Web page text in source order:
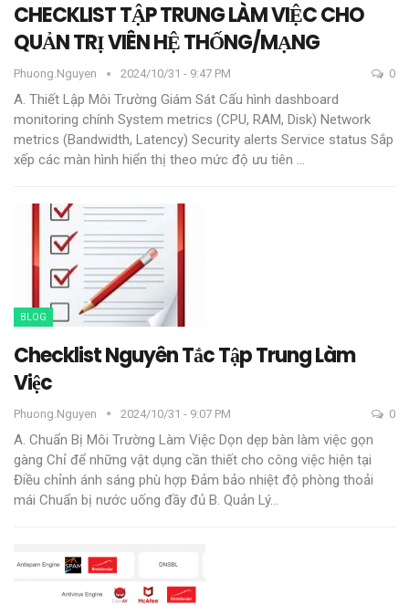
CHECKLIST TẬP TRUNG LÀM VIỆC CHO
QUẢN TRỊ VIÊN HỆ THỐNG/MẠNG
Phuong.nguyen 2024/10/31 - 9:47 PM 0
A. Thiết Lập Môi Trường Giám Sát Cấu hình dashboard
monitoring chính System metrics (CPU, RAM, Disk) Network
metrics (Bandwidth, Latency) Security alerts Service status Sắp
xếp các màn hình hiển thị theo mức độ ưu tiên …
BLOG
Checklist Nguyên Tắc Tập Trung Làm
Việc
Phuong.nguyen 2024/10/31 - 9:07 PM 0
A. Chuẩn Bị Môi Trường Làm Việc Dọn dẹp bàn làm việc gọn
gàng Chỉ để những vật dụng cần thiết cho công việc hiện tại
Điều chỉnh ánh sáng phù hợp Đảm bảo nhiệt độ phòng thoải
mái Chuẩn bị nước uống đầy đủ B. Quản Lý…